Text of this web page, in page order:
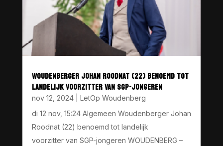
WOUDENBERGER JOHAN ROODNAT (22) BENOEMD TOT
LANDELIJK VOORZITTER VAN SGP-JONGEREN
nov 12, 2024| LetOp Woudenberg
di 12 nov, 15:24 Algemeen Woudenberger Johan
Roodnat (22) benoemd tot landelijk
voorzitter van SGP-jongeren WOUDENBERG –